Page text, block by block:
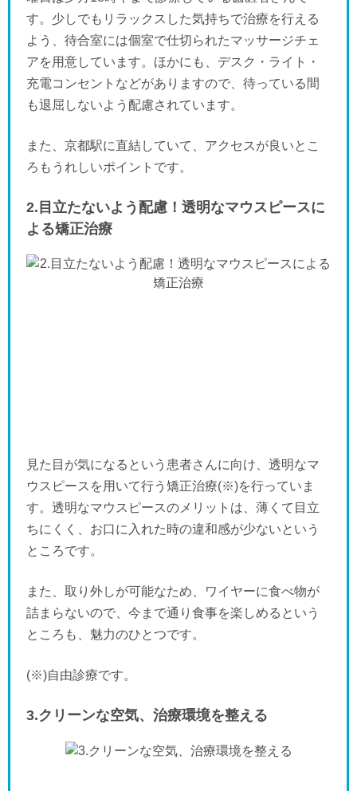
す。少しでもリラックスした気持ちで治療を行える
よう、待合室には個室で仕切られたマッサージチェ
アを用意しています。ほかにも、デスク・ライト・
充電コンセントなどがありますので、待っている間
も退屈しないよう配慮されています。
また、京都駅に直結していて、アクセスが良いとこ
ろもうれしいポイントです。
2.目立たないよう配慮！透明なマウスピースに
よる矯正治療
見た目が気になるという患者さんに向け、透明なマ
ウスピースを用いて行う矯正治療(※)を行っていま
す。透明なマウスピースのメリットは、薄くて目立
ちにくく、お口に入れた時の違和感が少ないという
ところです。
また、取り外しが可能なため、ワイヤーに食べ物が
詰まらないので、今まで通り食事を楽しめるという
ところも、魅力のひとつです。
(※)自由診療です。
3.クリーンな空気、治療環境を整える